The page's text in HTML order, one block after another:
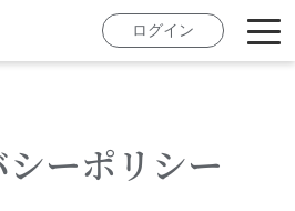
ログイン
シーポリシー